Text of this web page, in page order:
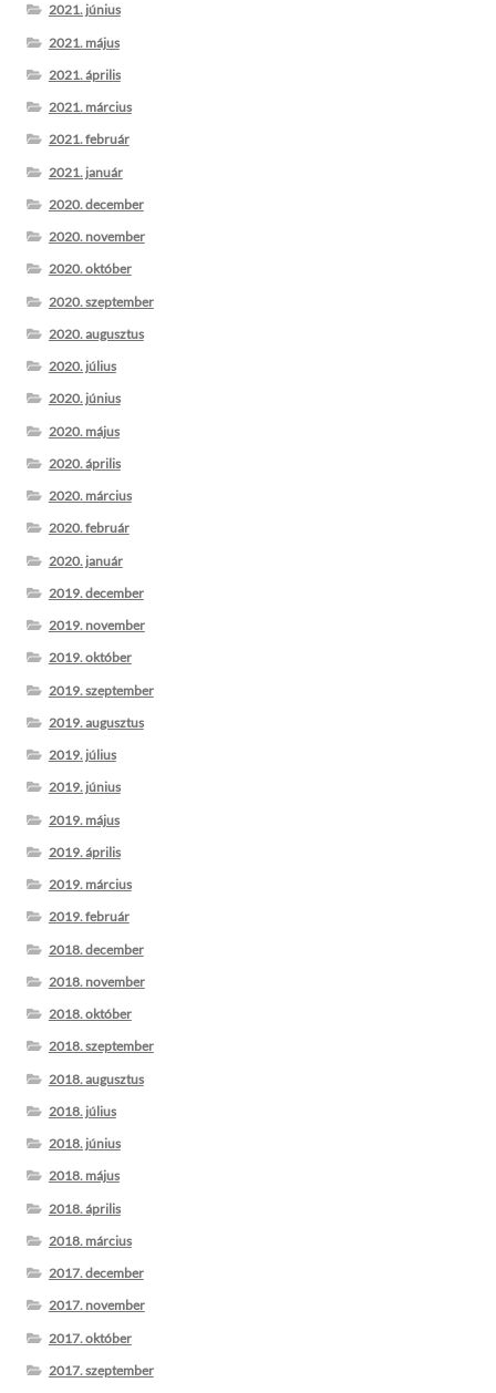
2021. június
2021. május
2021. április
2021. március
2021. február
2021. január
2020. december
2020. november
2020. október
2020. szeptember
2020. augusztus
2020. július
2020. június
2020. május
2020. április
2020. március
2020. február
2020. január
2019. december
2019. november
2019. október
2019. szeptember
2019. augusztus
2019. július
2019. június
2019. május
2019. április
2019. március
2019. február
2018. december
2018. november
2018. október
2018. szeptember
2018. augusztus
2018. július
2018. június
2018. május
2018. április
2018. március
2017. december
2017. november
2017. október
2017. szeptember